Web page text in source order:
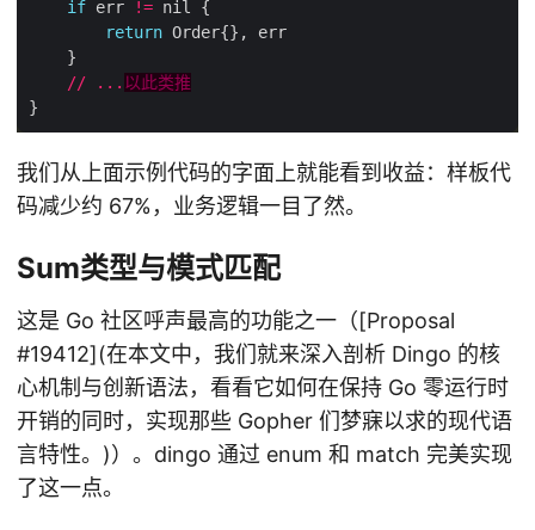
if err !=
return
//
... 以此类推
我们从上面示例代码的字面上就能看到收益：样板代
码减少约 67%，业务逻辑一目了然。
Sum类型与模式匹配
这是 Go 社区呼声最高的功能之一（[Proposal
#19412](在本文中，我们就来深入剖析 Dingo 的核
心机制与创新语法，看看它如何在保持 Go 零运行时
开销的同时，实现那些 Gopher 们梦寐以求的现代语
言特性。)）。dingo 通过 enum 和 match 完美实现
了这一点。